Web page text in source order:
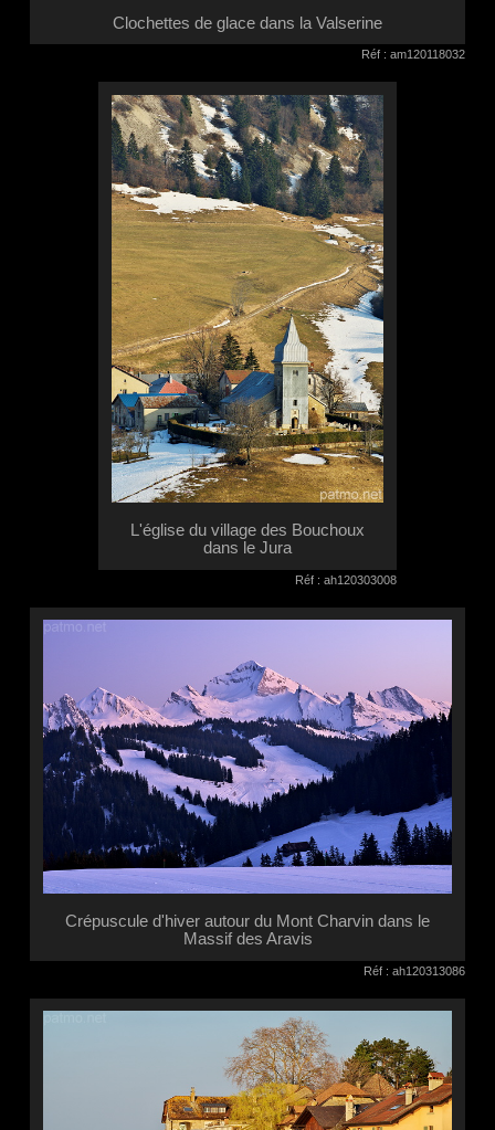
Clochettes de glace dans la Valserine
Réf : am120118032
L'église du village des Bouchoux
dans le Jura
Réf : ah120303008
Crépuscule d'hiver autour du Mont Charvin dans le
Massif des Aravis
Réf : ah120313086